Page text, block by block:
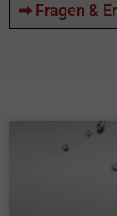
➡ Fragen &